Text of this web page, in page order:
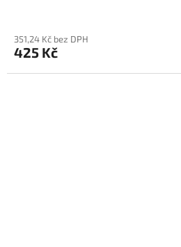
351,24 Kč bez DPH
425 Kč